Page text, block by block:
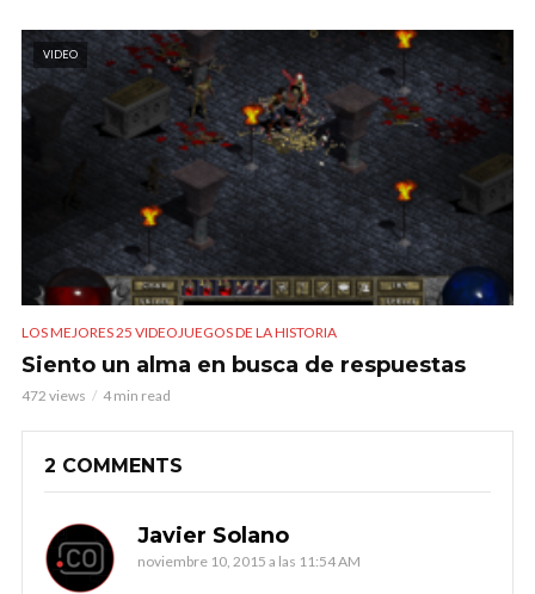
VIDEO
LOS MEJORES 25 VIDEOJUEGOS DE LA HISTORIA
Siento un alma en busca de respuestas
472 views 4 min read
2 COMMENTS
Javier Solano
noviembre 10, 2015 a las 11:54 AM